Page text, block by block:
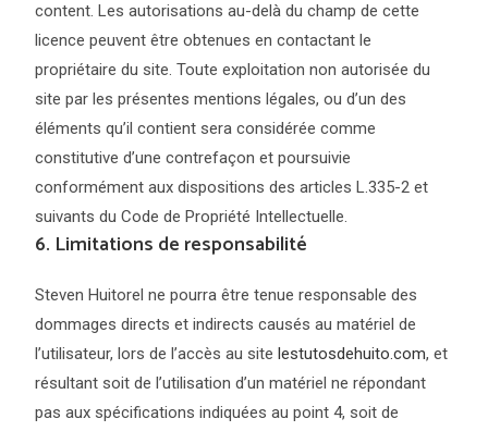
content. Les autorisations au-delà du champ de cette
licence peuvent être obtenues en contactant le
propriétaire du site. Toute exploitation non autorisée du
site par les présentes mentions légales, ou d’un des
éléments qu’il contient sera considérée comme
constitutive d’une contrefaçon et poursuivie
conformément aux dispositions des articles L.335-2 et
suivants du Code de Propriété Intellectuelle.
6. Limitations de responsabilité
Steven Huitorel ne pourra être tenue responsable des
dommages directs et indirects causés au matériel de
l’utilisateur, lors de l’accès au sitelestutosdehuito.com, et
résultant soit de l’utilisation d’un matériel ne répondant
pas aux spécifications indiquées au point 4, soit de